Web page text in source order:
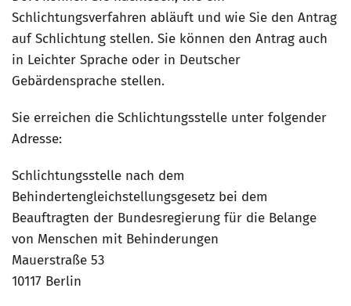
Schlichtungsverfahren abläuft und wie Sie den Antrag
auf Schlichtung stellen. Sie können den Antrag auch
in Leichter Sprache oder in Deutscher
Gebärdensprache stellen.
Sie erreichen die Schlichtungsstelle unter folgender
Adresse:
Schlichtungsstelle nach dem
Behindertengleichstellungsgesetz bei dem
Beauftragten der Bundesregierung für die Belange
von Menschen mit Behinderungen
Mauerstraße 53
10117 Berlin